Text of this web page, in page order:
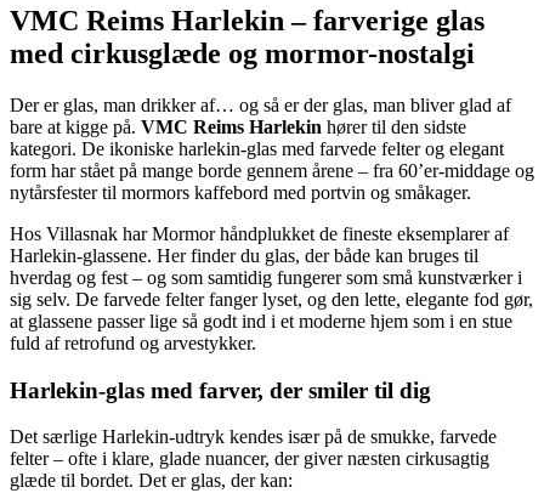
VMC Reims Harlekin – farverige glas
med cirkusglæde og mormor-nostalgi
Der er glas, man drikker af… og så er der glas, man bliver glad af
bare at kigge på. VMC Reims Harlekin hører til den sidste
kategori. De ikoniske harlekin-glas med farvede felter og elegant
form har stået på mange borde gennem årene – fra 60’er-middage og
nytårsfester til mormors kaffebord med portvin og småkager.
Hos Villasnak har Mormor håndplukket de fineste eksemplarer af
Harlekin-glassene. Her finder du glas, der både kan bruges til
hverdag og fest – og som samtidig fungerer som små kunstværker i
sig selv. De farvede felter fanger lyset, og den lette, elegante fod gør,
at glassene passer lige så godt ind i et moderne hjem som i en stue
fuld af retrofund og arvestykker.
Harlekin-glas med farver, der smiler til dig
Det særlige Harlekin-udtryk kendes især på de smukke, farvede
felter – ofte i klare, glade nuancer, der giver næsten cirkusagtig
glæde til bordet. Det er glas, der kan: